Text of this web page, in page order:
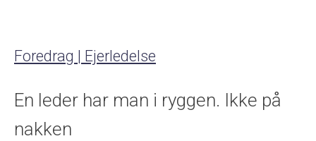
Foredrag | Ejerledelse
En leder har man i ryggen. Ikke på
nakken